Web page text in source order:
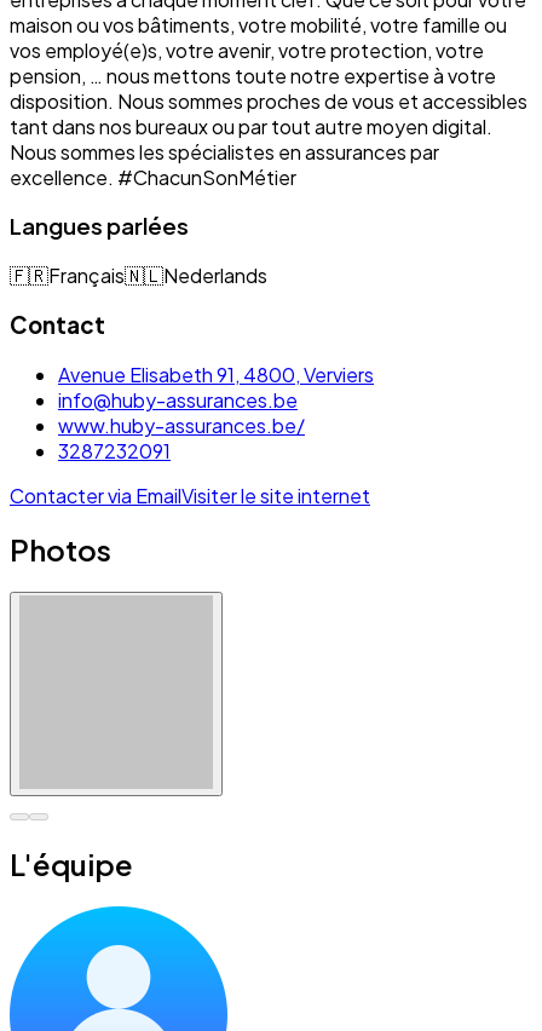
maison ou vos bâtiments, votre mobilité, votre famille ou
vos employé(e)s, votre avenir, votre protection, votre
pension, … nous mettons toute notre expertise à votre
disposition. Nous sommes proches de vous et accessibles
tant dans nos bureaux ou par tout autre moyen digital.
Nous sommes les spécialistes en assurances par
excellence. #ChacunSonMétier
Langues parlées
🇫🇷Français🇳🇱Nederlands
Contact
Avenue Elisabeth 91, 4800, Verviers
info@huby-assurances.be
www.huby-assurances.be/
3287232091
Contacter via EmailVisiter le site internet
Photos
L'équipe